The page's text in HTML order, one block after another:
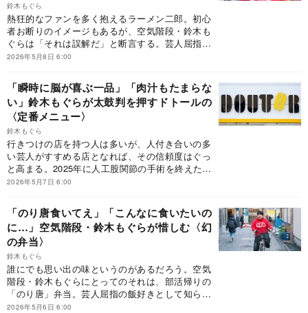
鈴木もぐら
熱狂的なファンを多く抱えるラーメン二郎。初心
者お断りのイメージもあるが、空気階段・鈴木も
ぐらは「それは誤解だ」と断言する。芸人屈指の
二郎ファンが、初心者向けの二郎の楽しみ方を伝
頭飯』（ポプラ社）の一部を抜粋・編集したもの
です。
2026年5月8日 6:00
「瞬時に脳が喜ぶ一品」「肉汁もたまらな
い」鈴木もぐらが太鼓判を押すドトールの
〈定番メニュー〉
鈴木もぐら
行きつけの店を持つ人は多いが、人付き合いの多
い芸人がすすめる店となれば、その信頼度はぐっ
と高まる。2025年に人工股関節の手術を終えた空
気階段・鈴木もぐらが、退院後にオズワルド畠中
「安くて長居できる」チェーン店や、ネタ作りの
裏側も明かされる。食に一家言あるもぐらが語り
尽くす、“うまくて安い”名店の数々。※本稿は、お
笑い芸人の鈴木もぐら『没頭飯』（ポプラ社）の
一部を抜粋・編集したものです。
2026年5月7日 6:00
「のり唐食いてえ」「こんなに食いたいの
に…」空気階段・鈴木もぐらが惜しむ〈幻
の弁当〉
鈴木もぐら
誰にでも思い出の味というのがあるだろう。空気
階段・鈴木もぐらにとってのそれは、部活帰りの
「のり唐」弁当。芸人屈指の飯好きとして知られ
る彼が、弁当をより美味しく食べるために行って
2026年5月6日 6:00